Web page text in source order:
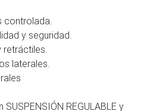
controlada.
y seguridad.
retráctiles.
laterales.
REGULABLE y